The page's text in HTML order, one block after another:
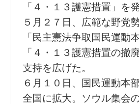
「４・１３護憲措置」を発
５月２７日、広範な野党
「民主憲法争取国民運動
「４・１３護憲措置の撤
支持を広げた。
６月１０日、国民運動本
全国に拡大。ソウル集会